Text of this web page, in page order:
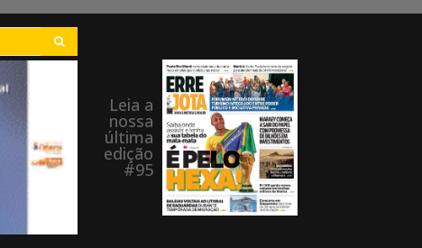
Leia a
nossa
última
edição
#95